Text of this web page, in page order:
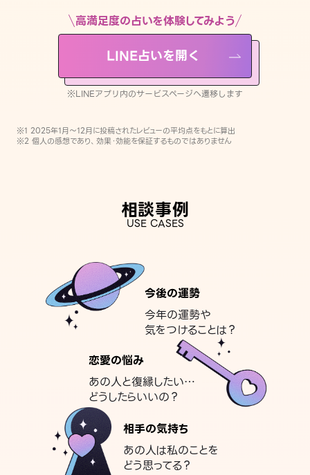
※LINEアプリ内のサービスページへ遷移します
高満足度の占いを体験してみよう
LINE占いを開く
※LINEアプリ内のサービスページへ遷移します
※1 2025年1月〜12月に投稿されたレビューの平均点をもとに算出
※2 個人の感想であり、効果・効能を保証するものではありません
相談事例
USE CASES
今後の運勢
今年の運勢や
気をつけることは？
恋愛の悩み
あの人と復縁したい…
どうしたらいいの？
相手の気持ち
あの人は私のことを
どう思ってる？